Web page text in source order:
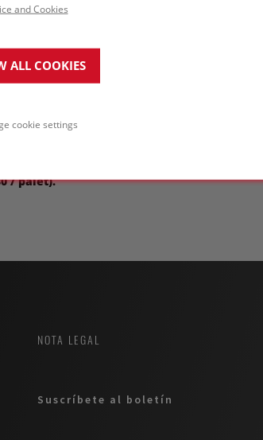
and Cookies
ALL COOKIES
cookie settings
con el aislamiento
de alto
en depósitos fríos y
/ palet).
NOTA LEGAL
Suscríbete al boletín